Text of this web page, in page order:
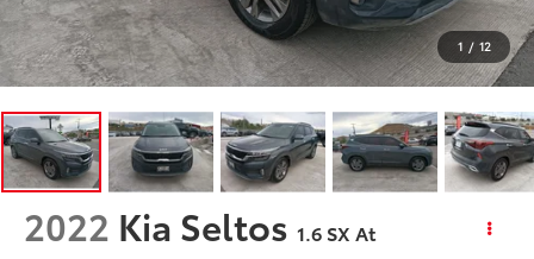
1 / 12
2022 Kia Seltos 1.6 SX At